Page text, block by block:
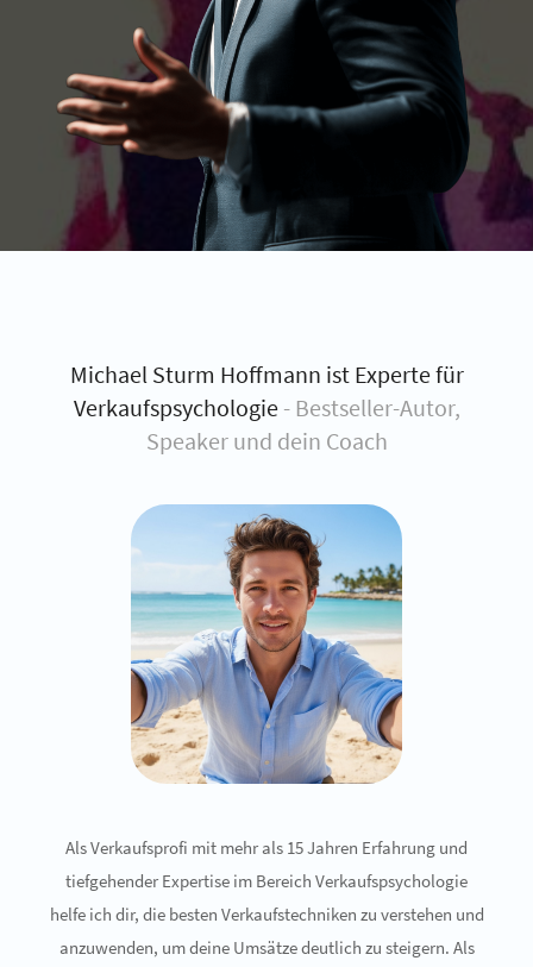
Michael Sturm Hoffmann ist Experte für
Verkaufspsychologie - Bestseller-Autor,
Speaker und dein Coach
Als Verkaufsprofi mit mehr als 15 Jahren Erfahrung und
tiefgehender Expertise im Bereich Verkaufspsychologie
helfe ich dir, die besten Verkaufstechniken zu verstehen und
anzuwenden, um deine Umsätze deutlich zu steigern. Als